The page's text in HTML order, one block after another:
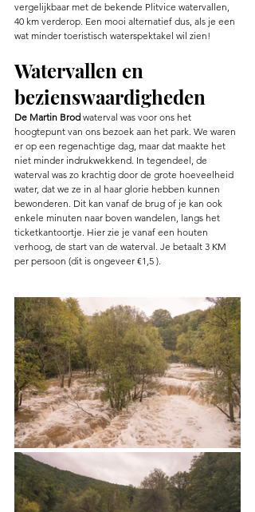
vergelijkbaar met de bekende Plitvice watervallen,
40 km verderop. Een mooi alternatief dus, als je een
wat minder toeristisch waterspektakel wil zien!
Watervallen en
bezienswaardigheden
De Martin Brod waterval was voor ons het
hoogtepunt van ons bezoek aan het park. We waren
er op een regenachtige dag, maar dat maakte het
niet minder indrukwekkend. In tegendeel, de
waterval was zo krachtig door de grote hoeveelheid
water, dat we ze in al haar glorie hebben kunnen
bewonderen. Dit kan vanaf de brug of je kan ook
enkele minuten naar boven wandelen, langs het
ticketkantoortje. Hier zie je vanaf een houten
verhoog, de start van de waterval. Je betaalt 3 KM
per persoon (dit is ongeveer €1,5 ).